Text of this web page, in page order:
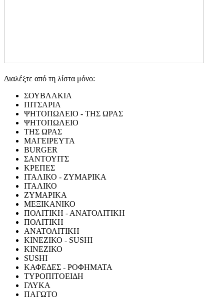
Διαλέξτε από τη λίστα μόνο:
ΣΟΥΒΛΑΚΙΑ
ΠΙΤΣΑΡΙΑ
ΨΗΤΟΠΩΛΕΙΟ - ΤΗΣ ΩΡΑΣ
ΨΗΤΟΠΩΛΕΙΟ
ΤΗΣ ΩΡΑΣ
ΜΑΓΕΙΡΕΥΤΑ
BURGER
ΣΑΝΤΟΥΙΤΣ
ΚΡΕΠΕΣ
ΙΤΑΛΙΚΟ - ΖΥΜΑΡΙΚΑ
ΙΤΑΛΙΚΟ
ΖΥΜΑΡΙΚΑ
ΜΕΞΙΚΑΝΙΚΟ
ΠΟΛΙΤΙΚΗ - ΑΝΑΤΟΛΙΤΙΚΗ
ΠΟΛΙΤΙΚΗ
ΑΝΑΤΟΛΙΤΙΚΗ
ΚΙΝΕΖΙΚΟ - SUSHI
ΚΙΝΕΖΙΚΟ
SUSHI
ΚΑΦΕΔΕΣ - ΡΟΦΗΜΑΤΑ
ΤΥΡΟΠΙΤΟΕΙΔΗ
ΓΛΥΚΑ
ΠΑΓΩΤΟ